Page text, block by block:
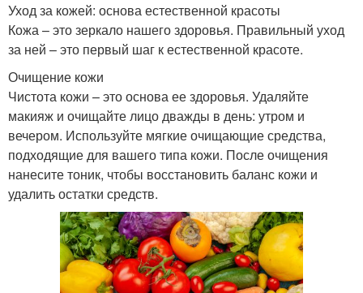
Уход за кожей: основа естественной красоты
Кожа – это зеркало нашего здоровья. Правильный уход
за ней – это первый шаг к естественной красоте.
Очищение кожи
Чистота кожи – это основа ее здоровья. Удаляйте
макияж и очищайте лицо дважды в день: утром и
вечером. Используйте мягкие очищающие средства,
подходящие для вашего типа кожи. После очищения
нанесите тоник, чтобы восстановить баланс кожи и
удалить остатки средств.